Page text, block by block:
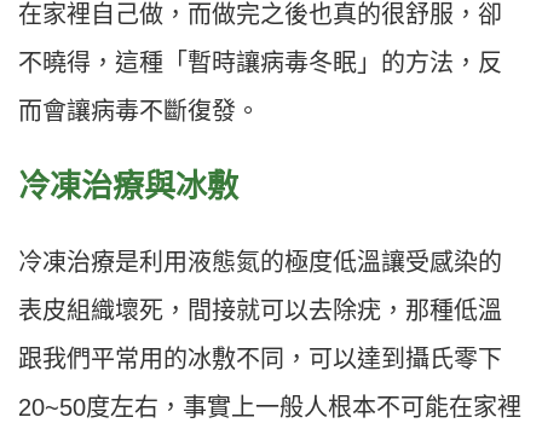
在家裡自己做，而做完之後也真的很舒服，卻
不曉得，這種「暫時讓病毒冬眠」的方法，反
而會讓病毒不斷復發。
冷凍治療與冰敷
冷凍治療是利用液態氮的極度低溫讓受感染的
表皮組織壞死，間接就可以去除疣，那種低溫
跟我們平常用的冰敷不同，可以達到攝氏零下
20~50度左右，事實上一般人根本不可能在家裡